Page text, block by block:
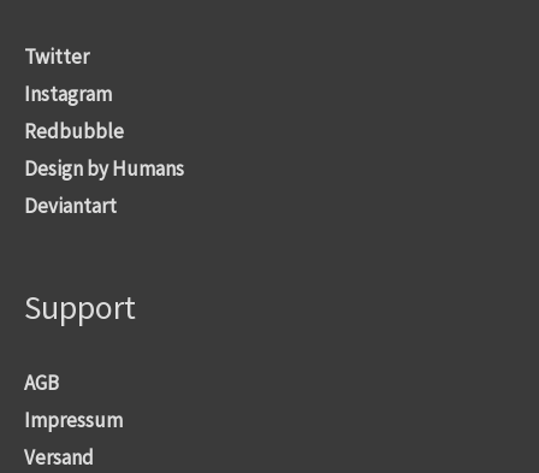
Twitter
Instagram
Redbubble
Design by Humans
Deviantart
Support
AGB
Impressum
Versand